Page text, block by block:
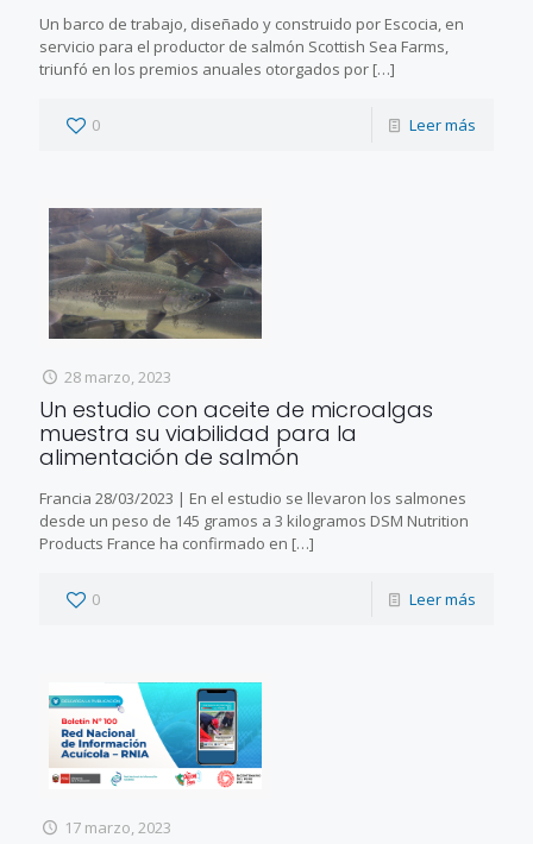
Un barco de trabajo, diseñado y construido por Escocia, en
servicio para el productor de salmón Scottish Sea Farms,
triunfó en los premios anuales otorgados por […]
0 Leer más
28 marzo, 2023
Un estudio con aceite de microalgas
muestra su viabilidad para la
alimentación de salmón
Francia 28/03/2023 | En el estudio se llevaron los salmones
desde un peso de 145 gramos a 3 kilogramos DSM Nutrition
Products France ha confirmado en […]
0 Leer más
17 marzo, 2023